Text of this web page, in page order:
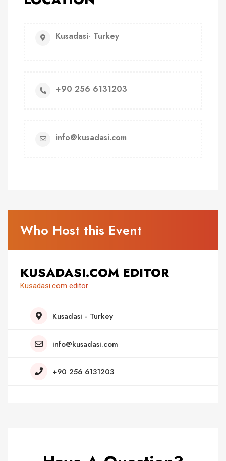
Kusadasi- Turkey
+90 256 6131203
info@kusadasi.com
Who Host this Event
KUSADASI.COM EDITOR
Kusadasi.com editor
Kusadasi - Turkey
info@kusadasi.com
+90 256 6131203